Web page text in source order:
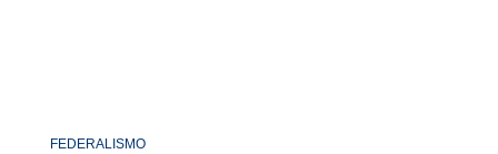
FEDERALISMO